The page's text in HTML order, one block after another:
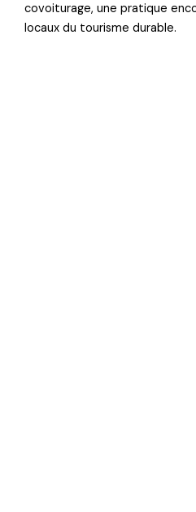
covoiturage, une pratique
locaux du tourisme durable.